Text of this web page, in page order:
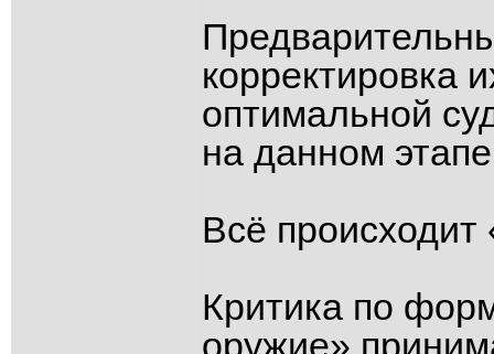
корректировка
оптимальной
на данном
Всё происходит
Критика по
оружие»